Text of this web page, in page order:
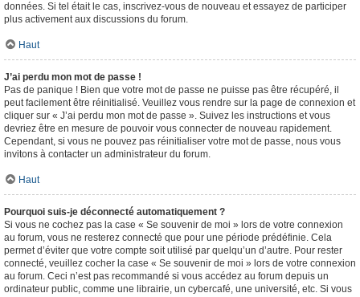
données. Si tel était le cas, inscrivez-vous de nouveau et essayez de participer
plus activement aux discussions du forum.
Haut
J’ai perdu mon mot de passe !
Pas de panique ! Bien que votre mot de passe ne puisse pas être récupéré, il
peut facilement être réinitialisé. Veuillez vous rendre sur la page de connexion et
cliquer sur « J’ai perdu mon mot de passe ». Suivez les instructions et vous
devriez être en mesure de pouvoir vous connecter de nouveau rapidement.
Cependant, si vous ne pouvez pas réinitialiser votre mot de passe, nous vous
invitons à contacter un administrateur du forum.
Haut
Pourquoi suis-je déconnecté automatiquement ?
Si vous ne cochez pas la case « Se souvenir de moi » lors de votre connexion
au forum, vous ne resterez connecté que pour une période prédéfinie. Cela
permet d’éviter que votre compte soit utilisé par quelqu’un d’autre. Pour rester
connecté, veuillez cocher la case « Se souvenir de moi » lors de votre connexion
au forum. Ceci n’est pas recommandé si vous accédez au forum depuis un
ordinateur public, comme une librairie, un cybercafé, une université, etc. Si vous